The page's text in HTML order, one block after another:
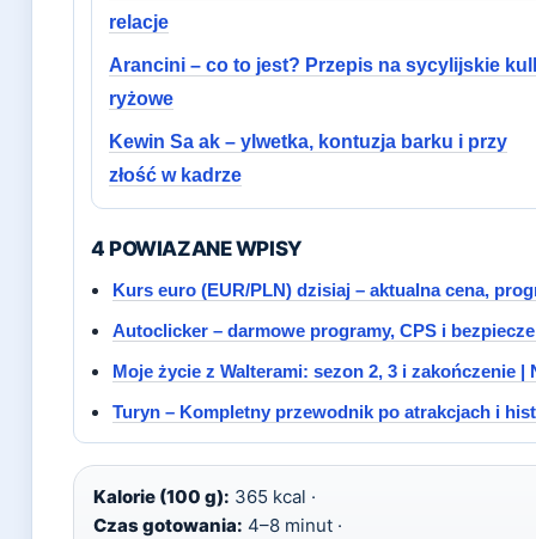
relacje
Arancini – co to jest? Przepis na sycylijskie
ryżowe
Kewin Sa ak – ylwetka, kontuzja barku i przy
złość w kadrze
4 POWIAZANE WPISY
Kurs euro (EUR/PLN) dzisiaj – aktualna cena,
Autoclicker – darmowe programy, CPS i
Moje życie z Walterami: sezon 2, 3 i zakończenie |
Turyn – Kompletny przewodnik po atrakcjach i
Kalorie (100 g): 365 kcal ·
Czas gotowania: 4–8 minut ·